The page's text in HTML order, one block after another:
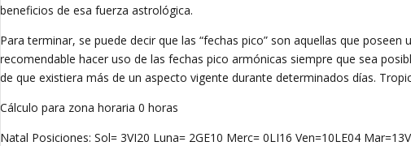
beneficios de esa fuerza astrológica.
Para terminar, se puede decir que las “fechas pico” son aquellas que
recomendable hacer uso de las fechas pico armónicas siempre que sea
de que existiera más de un aspecto vigente durante determinados días.
Cálculo para zona horaria 0 horas
Natal Posiciones: Sol= 3VI20 Luna= 2GE10 Merc= 0LI16 Ven=10LE04